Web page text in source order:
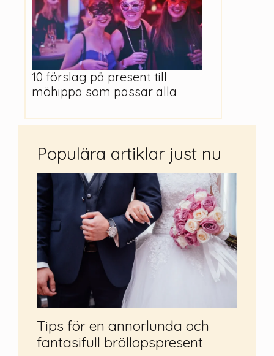
10 förslag på present till
möhippa som passar alla
Populära artiklar just nu
Tips för en annorlunda och
fantasifull bröllopspresent